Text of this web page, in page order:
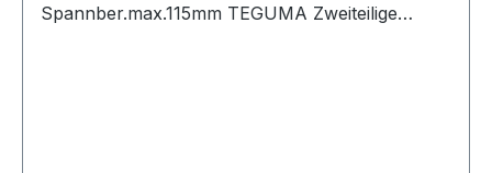
Spannber.max.115mm TEGUMA Zweiteilige